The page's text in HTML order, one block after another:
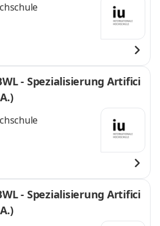
- Spezialisierung Artifici
- Spezialisierung Artifici